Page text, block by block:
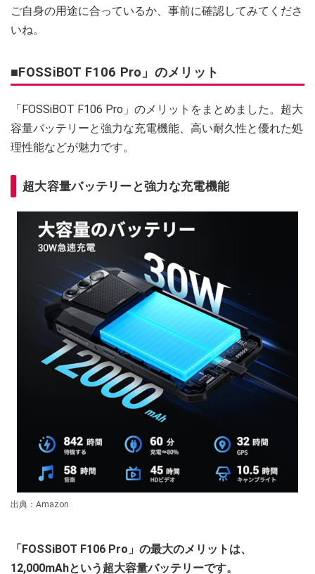
ご自身の用途に合っているか、事前に確認してみてくださ
いね。
■FOSSiBOT F106 Pro」のメリット
「FOSSiBOT F106 Pro」のメリットをまとめました。超大
容量バッテリーと強力な充電機能、高い耐久性と優れた処
理性能などが魅力です。
超大容量バッテリーと強力な充電機能
出典：Amazon
「FOSSiBOT F106 Pro」の最大のメリットは、
12,000mAhという超大容量バッテリーです。